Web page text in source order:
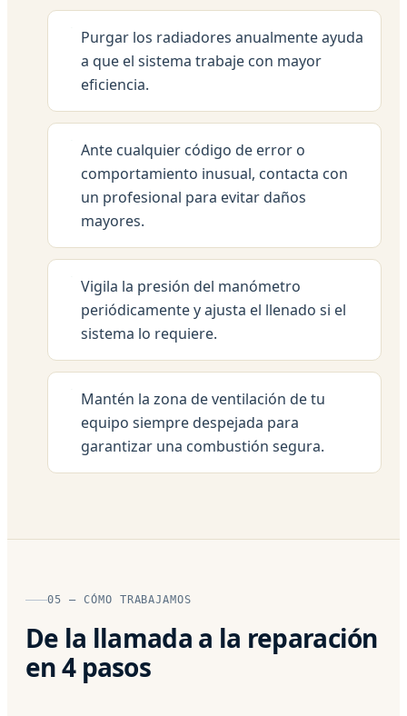
Purgar los radiadores anualmente ayuda
a que el sistema trabaje con mayor
eficiencia.
Ante cualquier código de error o
comportamiento inusual, contacta con
un profesional para evitar daños
mayores.
Vigila la presión del manómetro
periódicamente y ajusta el llenado si el
sistema lo requiere.
Mantén la zona de ventilación de tu
equipo siempre despejada para
garantizar una combustión segura.
05 — CÓMO TRABAJAMOS
De la llamada a la reparación
en 4 pasos